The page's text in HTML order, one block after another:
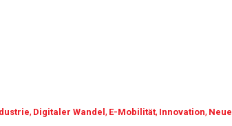
Digitaler Wandel E-Mobilität Innovation